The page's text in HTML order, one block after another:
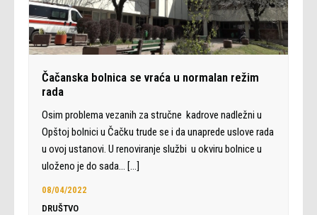
Čačanska bolnica se vraća u normalan režim
rada
Osim problema vezanih za stručne kadrove nadležni u
Opštoj bolnici u Čačku trude se i da unaprede uslove rada
u ovoj ustanovi. U renoviranje službi u okviru bolnice u
uloženo je do sada… […]
08/04/2022
DRUŠTVO